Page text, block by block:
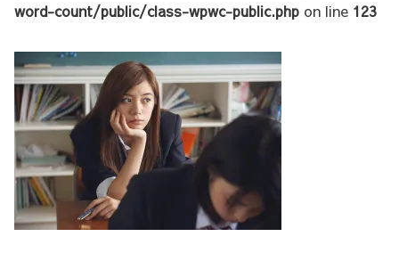
word-count/public/class-wpwc-public.php on line 123